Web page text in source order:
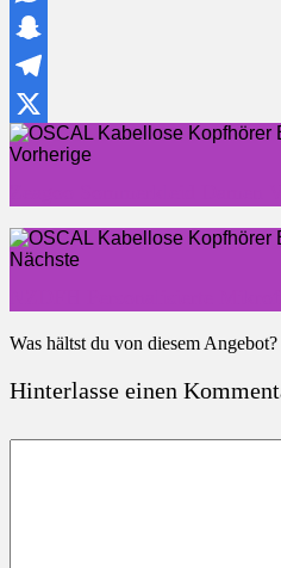
WhatsApp
Snapchat
Telegram
X
Vorherige
Nächste
Was hältst du von diesem Angebot?
Hinterlasse einen